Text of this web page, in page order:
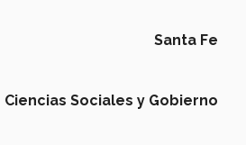
Santa Fe
Ciencias Sociales y Gobierno